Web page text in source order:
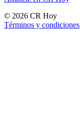
© 2026 CR Hoy
Términos y condiciones